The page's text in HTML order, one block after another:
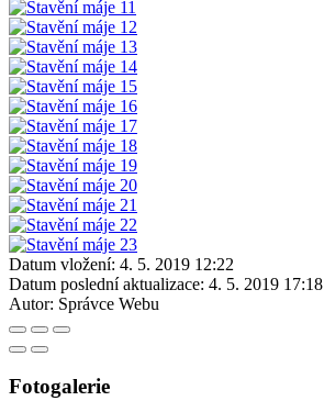
Datum vložení: 4. 5. 2019 12:22
Datum poslední aktualizace: 4. 5. 2019 17:18
Autor: Správce Webu
Fotogalerie